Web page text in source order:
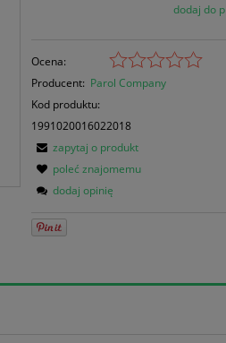
dodaj do
Ocena:
Producent: Parol Company
Kod produktu:
1991020016022018
zapytaj o produkt
poleć znajomemu
dodaj opinię